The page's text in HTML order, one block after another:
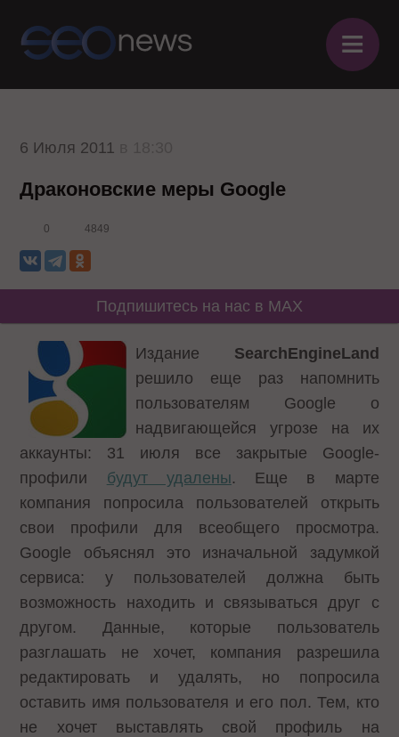
≡
6 Июля 2011
Драконовские меры Google
0 4849
Подпишитесь на нас в MAX
Издание SearchEngineLand
решило еще раз напомнить
пользователям Google о
надвигающейся угрозе на их
аккаунты: 31 июля все закрытые Google-
профили будут удалены. Еще в марте
компания попросила пользователей открыть
свои профили для всеобщего просмотра.
Google объяснял это изначальной задумкой
сервиса: у пользователей должна быть
возможность находить и связываться друг с
другом. Данные, которые пользователь
разглашать не хочет, компания разрешила
редактировать и удалять, но попросила
оставить имя пользователя и его пол. Тем, кто
не хочет выставлять свой профиль на